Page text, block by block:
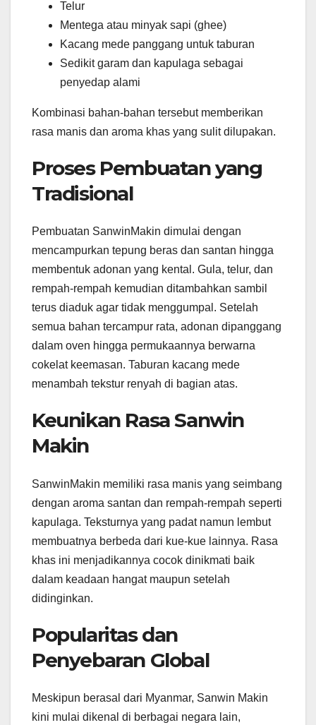
Telur
Mentega atau minyak sapi (ghee)
Kacang mede panggang untuk taburan
Sedikit garam dan kapulaga sebagai
penyedap alami
Kombinasi bahan-bahan tersebut memberikan
rasa manis dan aroma khas yang sulit dilupakan.
Proses Pembuatan yang
Tradisional
Pembuatan SanwinMakin dimulai dengan
mencampurkan tepung beras dan santan hingga
membentuk adonan yang kental. Gula, telur, dan
rempah-rempah kemudian ditambahkan sambil
terus diaduk agar tidak menggumpal. Setelah
semua bahan tercampur rata, adonan dipanggang
dalam oven hingga permukaannya berwarna
cokelat keemasan. Taburan kacang mede
menambah tekstur renyah di bagian atas.
Keunikan Rasa Sanwin
Makin
SanwinMakin memiliki rasa manis yang seimbang
dengan aroma santan dan rempah-rempah seperti
kapulaga. Teksturnya yang padat namun lembut
membuatnya berbeda dari kue-kue lainnya. Rasa
khas ini menjadikannya cocok dinikmati baik
dalam keadaan hangat maupun setelah
didinginkan.
Popularitas dan
Penyebaran Global
Meskipun berasal dari Myanmar, Sanwin Makin
kini mulai dikenal di berbagai negara lain,